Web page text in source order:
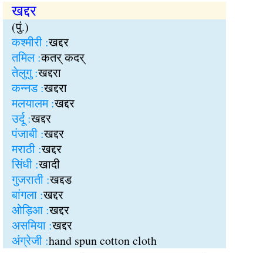
खद्दर
(पुं.)
कश्मीरी :खद्दर
तमिल :कतर् कदर्
तेलुगु :खद्दरा
कन्नड :खद्दरा
मलयालम :खद्दर
उर्दू :खद्दर
पंजाबी :खद्दर
मराठी :खद्दर
सिंधी :खादी
गुजराती :खद्दड
बांगला :खद्दर
ओड़िआ :खद्दर
असमिया :खद्दर
अंग्रेजी :hand spun cotton cloth